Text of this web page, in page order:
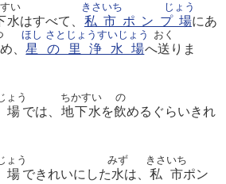
水
い
はすべて、 私市ポンプ場
きさいち じょう
にあ
め、 星の里浄水場
ほし さとじょうすいじょう
へ送
おく
りま
ょう
では、 地下水
ちかすい
を飲
の
めるぐらいきれ
ょう
できれいにした水
みず
は、 私市
きさいち
ポン